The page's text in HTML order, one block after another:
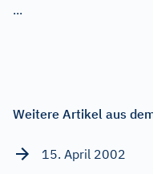
...
Weitere Artikel aus
15. April 2002